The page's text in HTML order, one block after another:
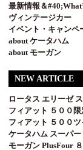
最新情報＆
ヴィンテージカー
イベント・キャンペ
about ケータハム
about モーガン
NEW ARTICLE
ロータス エリーゼ
フィアット ５００
フィアット ５００
ケータハム スーパ
モーガン PlusFour